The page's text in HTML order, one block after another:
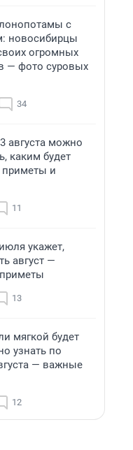
с
новосибирцы
огромных
— фото суровых
34
августа можно
каким будет
приметы и
11
укажет,
август —
13
мягкой будет
узнать по
— важные
12